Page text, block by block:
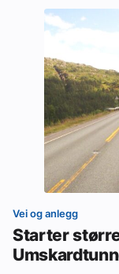
Vei og anlegg
Starter